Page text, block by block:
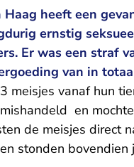
heeft een
ernstig
Er was een straf
van in
meisjes vanaf hun
en
de meisjes direct
stonden